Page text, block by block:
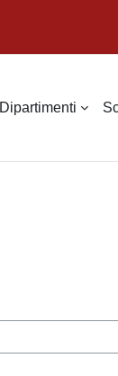
Dipartimenti